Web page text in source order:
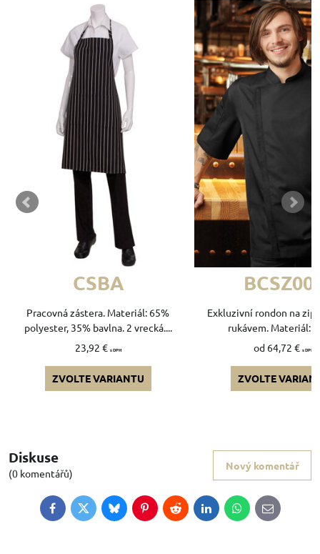
CSBA
Pracovná zástera. Materiál: 65%
polyester, 35% bavlna. 2 vrecká....
23,92 € s DPH
ZVOLTE VARIANTU
Exkluzivní rondon na zip
rukávem. Materiál:
od 64,72 € s DPH
ZVOLTE
Diskuse
(0 komentářů)
Nový komentář
FacebookTwitterBlueskyPinterestRedditLinkedInWhatsApp
E-
mail